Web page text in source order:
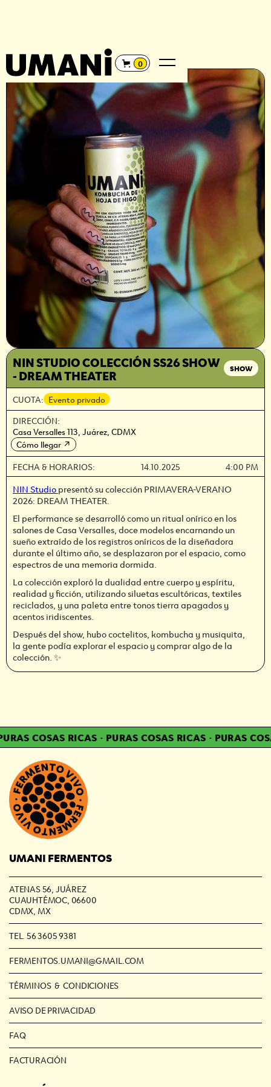
0
← REGRESAR
NIN STUDIO COLECCIÓN SS26 SHOW
- DREAM THEATER SHOW
CUOTA: Evento privado
DIRECCIÓN:
Casa Versalles 113, Juárez, CDMX
Cómo llegar ↗
FECHA & HORARIOS: 14.10.2025 4:00 PM
NIN Studiopresentó su colección PRIMAVERA-VERANO
2026: DREAM THEATER.
El performance se desarrolló como un ritual onírico en los
salones de Casa Versalles, doce modelos encarnando un
sueño extraído de los registros oníricos de la diseñadora
durante el último año, se desplazaron por el espacio, como
espectros de una memoria dormida.
La colección exploró la dualidad entre cuerpo y espíritu,
realidad y ficción, utilizando siluetas escultóricas, textiles
reciclados, y una paleta entre tonos tierra apagados y
acentos iridiscentes.
Después del show, hubo coctelitos, kombucha y musiquita,
la gente podía explorar el espacio y comprar algo de la
colección. ✨
COSAS RICAS · PURAS COSAS RICAS · PURAS
UMANI FERMENTOS
ATENAS 56, JUÁREZ
CUAUHTÉMOC, 06600
CDMX, MX
TEL. 56 3605 9381
FERMENTOS.UMANI@GMAIL.COM
TÉRMINOS & CONDICIONES
AVISO DE PRIVACIDAD
FAQ
FACTURACIÓN